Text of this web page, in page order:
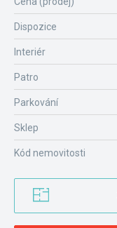
Dispozice
Interiér
Patro
Parkování
Sklep
Kód nemovitosti